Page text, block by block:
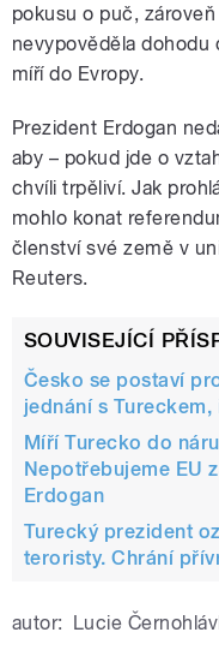
pokusu o puč,
nevypověděla dohodu
míří do Evropy.
Prezident Erdogan
aby – pokud jde o
chvíli trpěliví. Jak
mohlo konat
členství své země v
Reuters.
SOUVISEJÍCÍ
Česko se postaví
jednání s Tureckem,
Míří Turecko do
Nepotřebujeme EU
Erdogan
Turecký prezident
teroristy. Chrání
autor: Lucie